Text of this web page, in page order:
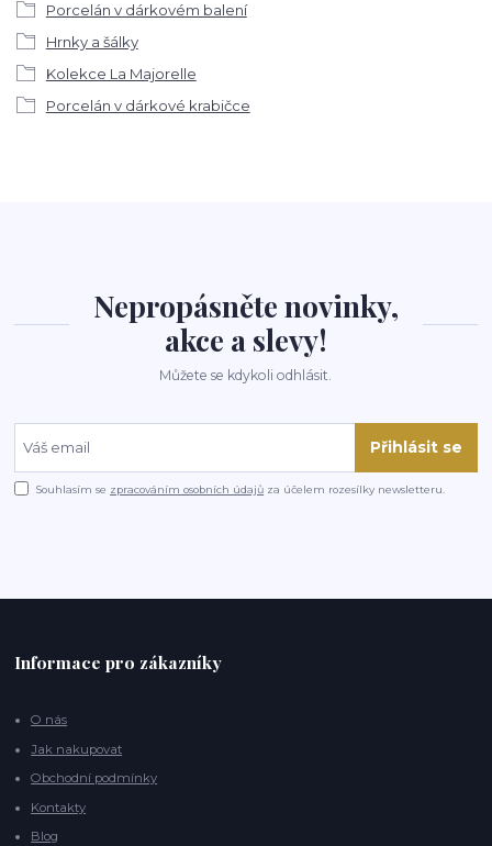
Porcelán v dárkovém balení
Hrnky a šálky
Kolekce La Majorelle
Porcelán v dárkové krabičce
Nepropásněte novinky,
akce a slevy!
Můžete se kdykoli odhlásit.
Přihlásit se
Souhlasím se zpracováním osobních údajů za účelem rozesílky newsletteru.
Informace pro zákazníky
O nás
Jak nakupovat
Obchodní podmínky
Kontakty
Blog